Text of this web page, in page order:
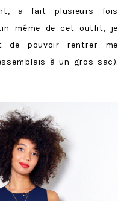
a fait plusieurs fois
même de cet outfit, je
de pouvoir rentrer me
à un gros sac).